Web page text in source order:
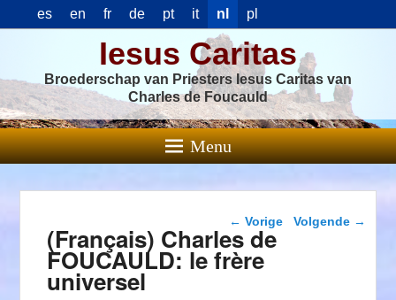
es en fr de pt it nl pl
Iesus Caritas
Broederschap van Priesters Iesus Caritas van
Charles de Foucauld
Menu
Berichtnavigatie
← Vorige Volgende →
(Français) Charles de
FOUCAULD: le frère
universel